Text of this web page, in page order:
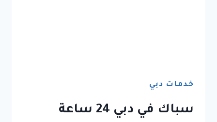
خدمات دبي
سباك في دبي 24 ساعة